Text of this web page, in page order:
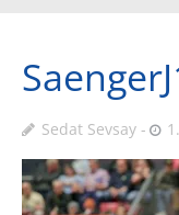
Sedat Sevsay